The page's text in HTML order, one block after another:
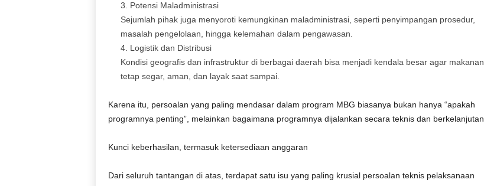
Potensi Maladministrasi
Sejumlah pihak juga menyoroti kemungkinan maladministrasi, seperti penyimpangan prosedur,
masalah pengelolaan, hingga kelemahan dalam pengawasan.
Logistik dan Distribusi
Kondisi geografis dan infrastruktur di berbagai daerah bisa menjadi kendala besar agar makanan
tetap segar, aman, dan layak saat sampai.
Karena itu, persoalan yang paling mendasar dalam program MBG biasanya bukan hanya “apakah
programnya penting”, melainkan bagaimana programnya dijalankan secara teknis dan berkelanjutan.
Kunci keberhasilan, termasuk ketersediaan anggaran
Dari seluruh tantangan di atas, terdapat satu isu yang paling krusial persoalan teknis pelaksanaan